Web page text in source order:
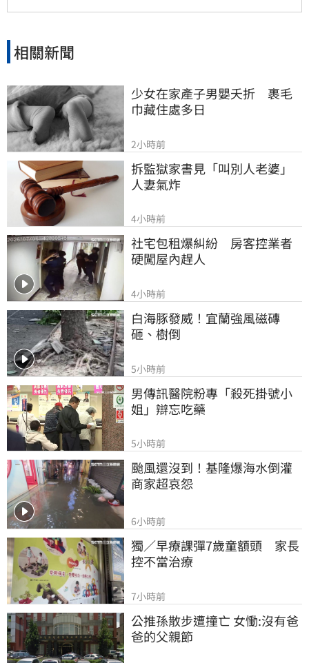
氣象署最新發布的豪雨特報與防颱資訊，確保生
相關新聞
少女在家產子男嬰夭折　裹毛
巾藏住處多日
2小時前
拆監獄家書見「叫別人老婆」
人妻氣炸
4小時前
社宅包租爆糾紛　房客控業者
硬闖屋內趕人
4小時前
白海豚發威！宜蘭強風磁磚
砸、樹倒
5小時前
男傳訊醫院粉專「殺死掛號小
姐」辯忘吃藥
5小時前
颱風還沒到！基隆爆海水倒灌
商家超哀怨
6小時前
獨／早療課彈7歲童額頭　家長
控不當治療
7小時前
公推孫散步遭撞亡 女慟:沒有爸
爸的父親節